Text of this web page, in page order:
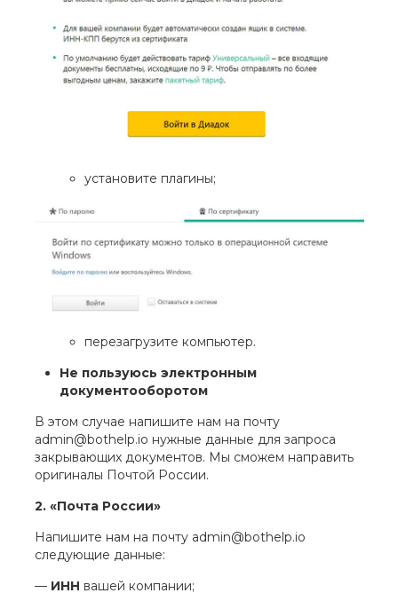
установите плагины;
перезагрузите компьютер.
Не пользуюсь электронным
документооборотом
В этом случае напишите нам на почту
admin@bothelp.io нужные данные для запроса
закрывающих документов. Мы сможем направить
оригиналы Почтой России.
2. «Почта России»
Напишите нам на почту admin@bothelp.io
следующие данные:
— ИНН вашей компании;